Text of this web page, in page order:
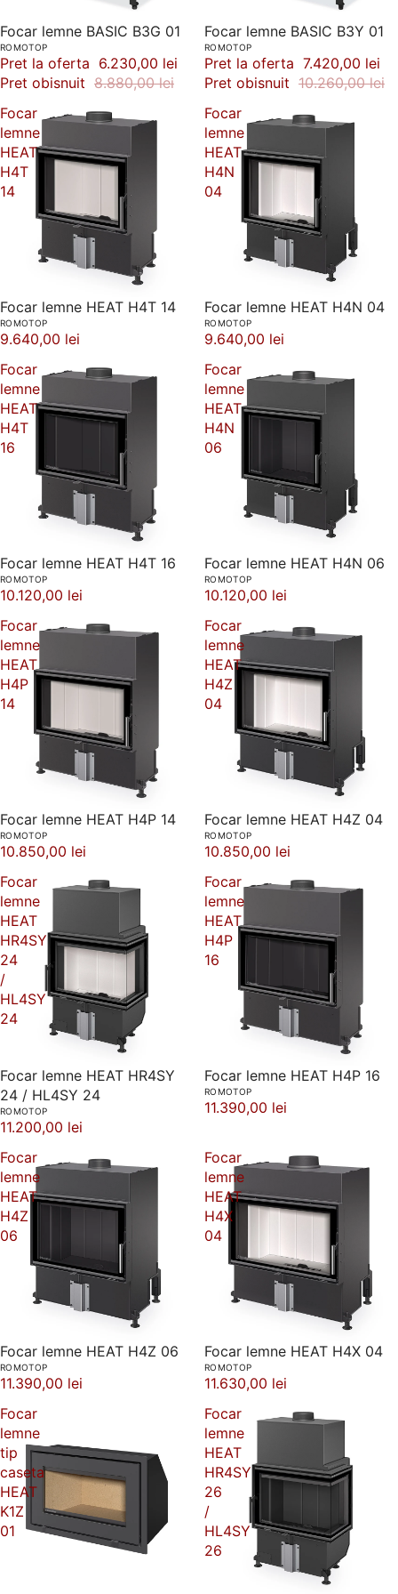
-30%
Focar lemne BASIC B3G 01
ROMOTOP
Pret la oferta 6.230,00 lei
Pret obisnuit 8.880,00 lei
-28%
Focar lemne BASIC B3Y 01
ROMOTOP
Pret la oferta 7.420,00 lei
Pret obisnuit 10.260,00 lei
Focar
lemne
HEAT
H4T
14
Focar lemne HEAT H4T 14
ROMOTOP
9.640,00 lei
Focar
lemne
HEAT
H4N
04
Focar lemne HEAT H4N 04
ROMOTOP
9.640,00 lei
Focar
lemne
HEAT
H4T
16
Focar lemne HEAT H4T 16
ROMOTOP
10.120,00 lei
Focar
lemne
HEAT
H4N
06
Focar lemne HEAT H4N 06
ROMOTOP
10.120,00 lei
Focar
lemne
HEAT
H4P
14
Focar lemne HEAT H4P 14
ROMOTOP
10.850,00 lei
Focar
lemne
HEAT
H4Z
04
Focar lemne HEAT H4Z 04
ROMOTOP
10.850,00 lei
Focar
lemne
HEAT
HR4SY
24
/
HL4SY
24
Focar lemne HEAT HR4SY
24 / HL4SY 24
ROMOTOP
11.200,00 lei
Focar
lemne
HEAT
H4P
16
Focar lemne HEAT H4P 16
ROMOTOP
11.390,00 lei
Focar
lemne
HEAT
H4Z
06
Focar lemne HEAT H4Z 06
ROMOTOP
11.390,00 lei
Focar
lemne
HEAT
H4X
04
Focar lemne HEAT H4X 04
ROMOTOP
11.630,00 lei
Focar
lemne
tip
caseta
HEAT
K1Z
01
Focar
lemne
HEAT
HR4SY
26
/
HL4SY
26